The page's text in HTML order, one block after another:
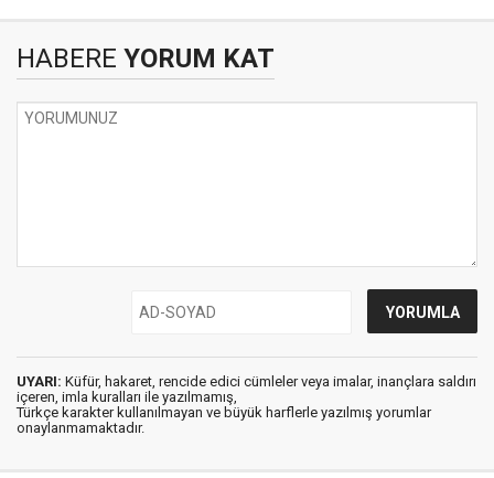
HABERE YORUM KAT
UYARI: Küfür, hakaret, rencide edici cümleler veya imalar, inançlara saldırı
içeren, imla kuralları ile yazılmamış,
Türkçe karakter kullanılmayan ve büyük harflerle yazılmış yorumlar
onaylanmamaktadır.